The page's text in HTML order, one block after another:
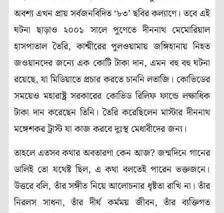
অবশ্য এখন প্রায় সর্বজনবিদিত ‘৮৩’ ছবির কল্যাণে। তবে এই
ঘটনা ছাড়াও ২০০১ সালে পুণেতে দীননাথ মেমোরিয়াল
হাসপাতাল তৈরি, কাশ্মীরের পুলওয়ামায় জঙ্গিহানায় নিহত
জওয়ানদের জন্যে এক কোটি টাকা দান, এমন বহু বহু ঘটনা
রয়েছে, যা মিডিয়াতে প্রচার করতে চাননি লতাজি। কোভিডের
সময়েও মহারাষ্ট্র সরকারের কোভিড রিলিফ ফান্ডে লক্ষাধিক
টাকা দান করেছেন তিনি। তৈরি করেছিলেন মাস্টার দীননাথ
মঙ্গেশকর ট্রাস্ট যা কাজ করবে দুঃস্থ মেধাবীদের জন্য।
তাহলে এতসব কথার অবতারণা কেন আজ? জন্মদিনে গানের
ডালিই তো যথেষ্ট ছিল, এ কথা বলতেই পারেন ভক্তজনে।
উত্তরে বলি, তাঁর সঙ্গীত নিয়ে আলোচনার ধৃষ্টতা রাখি না। তাঁর
নিরলস সাধনা, তাঁর দীর্ঘ কর্মময় জীবন, তাঁর ব্যক্তিগত